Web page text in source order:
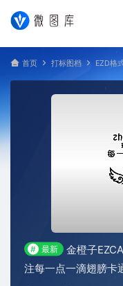
首页 打标图档 EZD格
# 最新
金橙子
注每一点一滴翅膀卡